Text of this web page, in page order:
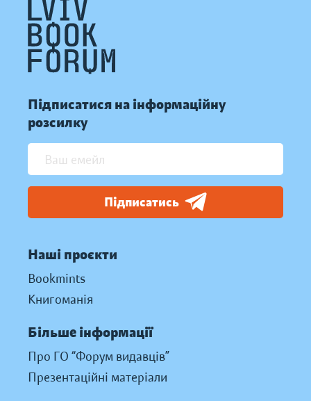
Підписатися на інформаційну
розсилку
Підписатись
Наші проєкти
Bookmints
Книгоманія
Більше інформації
Про ГО “Форум видавців”
Презентаційні матеріали